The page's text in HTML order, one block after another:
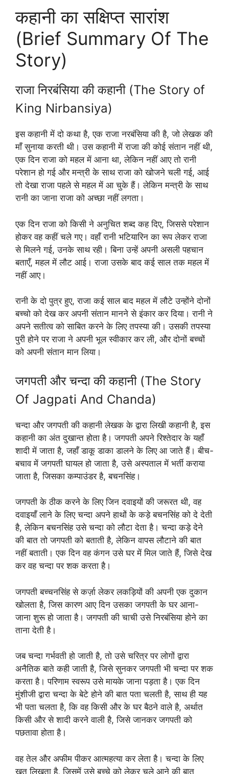
कहानी का सक्षिप्त सारांश
(Brief Summary Of The
Story)
राजा निरबंसिया की कहानी (The Story of
King Nirbansiya)
इस कहानी में दो कथा है, एक राजा नरबंसिया की है, जो लेखक की
माँ सुनाया करती थी। उस कहानी में राजा की कोई संतान नहीं थी,
एक दिन राजा को महल में आना था, लेकिन नहीं आए तो रानी
परेशान हो गई और मन्त्री के साथ राजा को खोजने चली गई, आई
तो देखा राजा पहले से महल में आ चुके हैं। लेकिन मन्त्री के साथ
रानी का जाना राजा को अच्छा नहीं लगता।
एक दिन राजा को किसी ने अनुचित शब्द कह दिए, जिससे परेशान
होकर वह कहीं चले गए। वहाँ रानी भटियारिन का रूप लेकर राजा
से मिलने गई, उनके साथ रही। बिना उन्हें अपनी असली पहचान
बताएँ, महल में लौट आई। राजा उसके बाद कई साल तक महल में
नहीं आए।
रानी के दो पुत्र हुए, राजा कई साल बाद महल में लौटे उन्होंने दोनों
बच्चो को देख कर अपनी संतान मानने से इंकार कर दिया। रानी ने
अपने सतीत्व को साबित करने के लिए तपस्या की। उसकी तपस्या
पुरी होने पर राजा ने अपनी भूल स्वीकार कर ली, और दोनों बच्चों
को अपनी संतान मान लिया।
जगपती और चन्दा की कहानी (The Story
Of Jagpati And Chanda)
चन्दा और जगपती की कहानी लेखक के द्वारा लिखी कहानी है, इस
कहानी का अंत दुखान्त होता है। जगपती अपने रिश्तेदार के यहाँ
शादी में जाता है, जहाँ डाकू डाका डालने के लिए आ जाते हैं। बीच-
बचाव में जगपती घायल हो जाता है, उसे अस्पताल में भर्ती कराया
जाता है, जिसका कम्पाउंडर है, बचनसिंह।
जगपती के ठीक करने के लिए जिन दवाइयों की जरूरत थी, वह
दवाइयाँ लाने के लिए चन्दा अपने हाथों के कड़े बचनसिंह को दे देती
है, लेकिन बचनसिंह उसे चन्दा को लौटा देता है। चन्दा कड़े देने
की बात तो जगपती को बताती है, लेकिन वापस लौटाने की बात
नहीं बताती। एक दिन वह कंगन उसे घर में मिल जाते हैं, जिसे देख
कर वह चन्दा पर शक करता है।
जगपती बच्चनसिंह से कर्ज़ा लेकर लकड़ियों की अपनी एक दुकान
खोलता है, जिस कारण आए दिन उसका जगपती के घर आना-
जाना शुरू हो जाता है। जगपती की चाची उसे निरबंसिया होने का
ताना देती है।
जब चन्दा गर्भवती हो जाती है, तो उसे चरित्र पर लोगों द्वारा
अनैतिक बाते कही जाती है, जिसे सुनकर जगपती भी चन्दा पर शक
करता है। परिणाम स्वरूप उसे मायके जाना पड़ता है। एक दिन
मुंशीजी द्वारा चन्दा के बेटे होने की बात पता चलती है, साथ ही यह
भी पता चलता है, कि वह किसी और के घर बैठने वाले है, अर्थात
किसी और से शादी करने वाली है, जिसे जानकर जगपती को
पछतावा होता है।
वह तेल और अफीम पीकर आत्महत्या कर लेता है। चन्दा के लिए
खत लिखता है, जिसमें उसे बच्चे को लेकर चले आने की बात